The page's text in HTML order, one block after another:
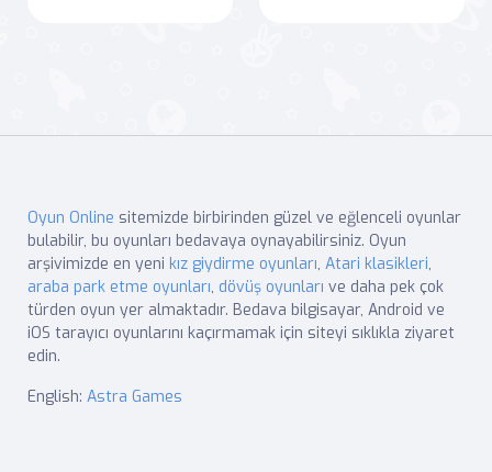
Oyun Online sitemizde birbirinden güzel ve eğlenceli oyunlar
bulabilir, bu oyunları bedavaya oynayabilirsiniz. Oyun
arşivimizde en yeni kız giydirme oyunları, Atari klasikleri,
araba park etme oyunları, dövüş oyunları ve daha pek çok
türden oyun yer almaktadır. Bedava bilgisayar, Android ve
iOS tarayıcı oyunlarını kaçırmamak için siteyi sıklıkla ziyaret
edin.
English: Astra Games